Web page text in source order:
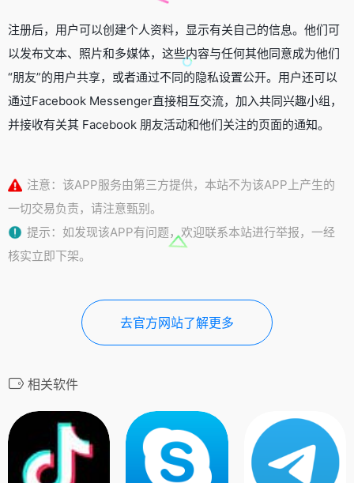
注册后，用户可以创建个人资料，显示有关自己的信息。他们可
以发布文本、照片和多媒体，这些内容与任何其他同意成为他们
“朋友”的用户共享，或者通过不同的隐私设置公开。用户还可以
通过Facebook Messenger直接相互交流，加入共同兴趣小组，
并接收有关其 Facebook 朋友活动和他们关注的页面的通知。
注意：该APP服务由第三方提供，本站不为该APP上产生的
一切交易负责，请注意甄别。
提示：如发现该APP有问题，欢迎联系本站进行举报，一经
核实立即下架。
去官方网站了解更多
相关软件